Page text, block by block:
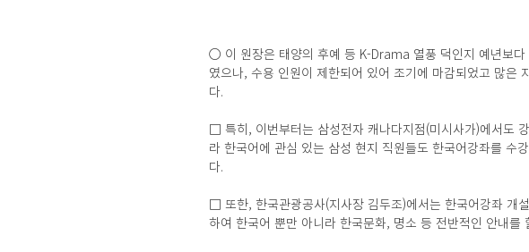
○ 이 원장은 태양의 후예 등 K-Drama 열풍 덕인지 예년보
였으나, 수용 인원이 제한되어 있어 조기에 마감되었고 많은
다.
□ 특히, 이번부터는 삼성전자 캐나다지점(미시사가)에서도
라 한국어에 관심 있는 삼성 현지 직원들도 한국어강좌를 수
다.
□ 또한, 한국관광공사(지사장 김두조)에서는 한국어강좌 개
하여 한국어 뿐만 아니라 한국문화, 명소 등 전반적인 안내를